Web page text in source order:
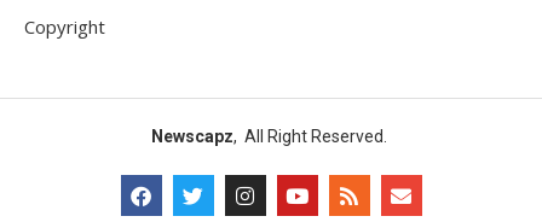
Copyright
Newscapz, All Right Reserved.